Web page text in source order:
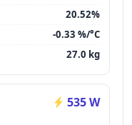
20.52%
-0.33 %/°C
27.0 kg
535 W